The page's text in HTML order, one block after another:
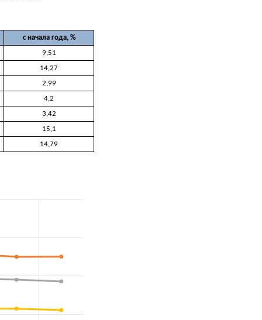
с начала года, %
9,51
14,27
2,99
4,2
3,42
15,1
14,79